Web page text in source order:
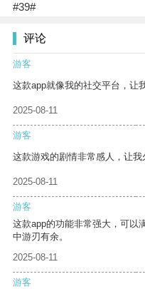
#39#
评论
游客
这款app就像我的社交平台，让
2025-08-11
游客
这款游戏的剧情非常感人，让我
2025-08-11
游客
这款app的功能非常强大，可以
中游刃有余。
2025-08-11
游客